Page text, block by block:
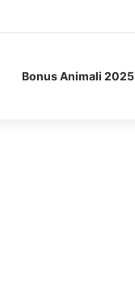
Bonus Animali 2025